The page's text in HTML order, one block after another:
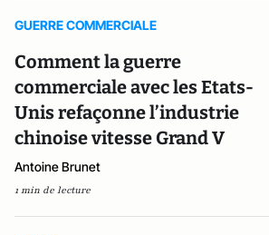
GUERRE COMMERCIALE
Comment la guerre
commerciale avec les Etats-
Unis refaçonne l’industrie
chinoise vitesse Grand V
Antoine Brunet
1 min de lecture